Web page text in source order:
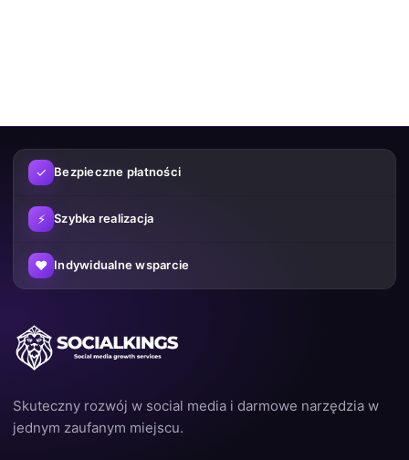
✓ Bezpieczne płatności
⚡ Szybka realizacja
♥ Indywidualne wsparcie
Skuteczny rozwój w social media i darmowe narzędzia w
jednym zaufanym miejscu.